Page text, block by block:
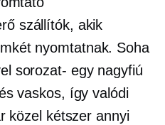
szállítók, akik
nyomtatnak. Soha
sorozat- egy nagyfiú
vaskos, így valódi
közel kétszer annyi